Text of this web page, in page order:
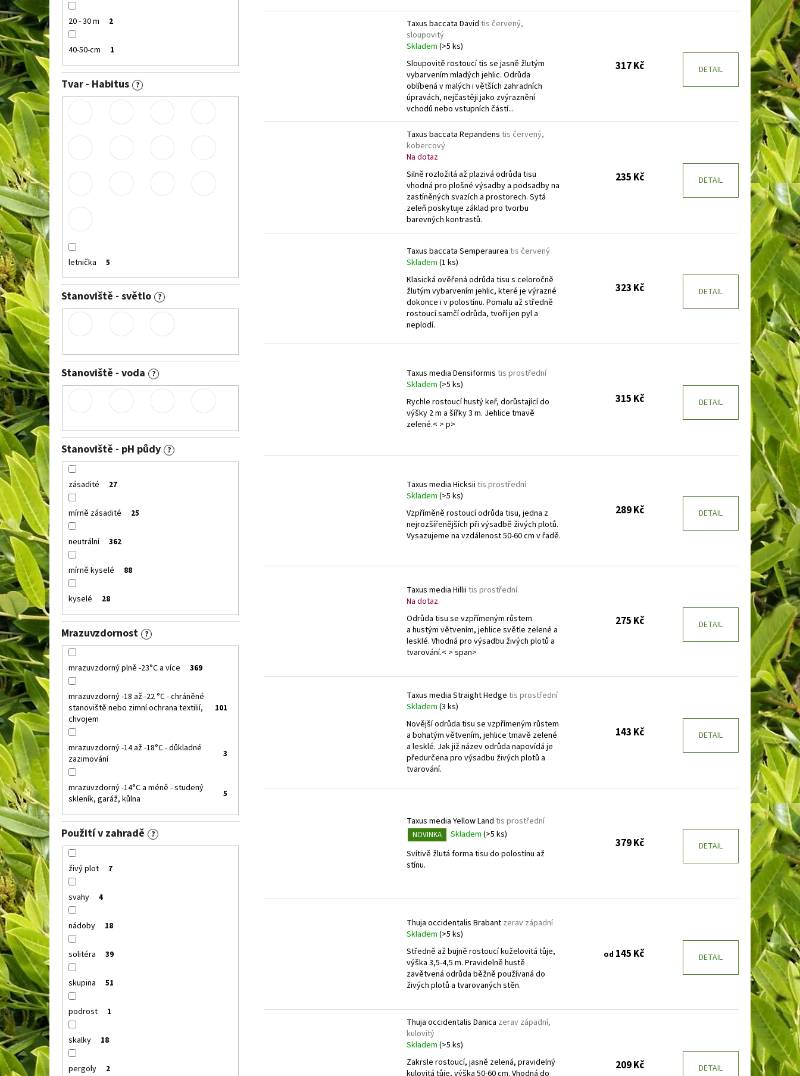
20 - 30 m 2
40-50-cm 1
Tvar - Habitus ?
letnička 5
Stanoviště - světlo ?
Stanoviště - voda ?
Stanoviště - pH půdy ?
zásadité 27
mírně zásadité 25
neutrální 362
mírně kyselé 88
kyselé 28
Mrazuvzdornost ?
mrazuvzdorný plně -23°C a více 369
mrazuvzdorný -18 až -22 °C - chráněné
stanoviště nebo zimní ochrana textilií,
chvojem
101
mrazuvzdorný -14 až -18°C - důkladné
zazimování
3
mrazuvzdorný -14°C a méně - studený
skleník, garáž, kůlna
5
Použití v zahradě ?
živý plot 7
svahy 4
nádoby 18
solitéra 39
skupina 51
podrost 1
skalky 18
pergoly 2
Taxus baccata David tis červený,
sloupovitý
Skladem (>5 ks)
Sloupovitě rostoucí tis se jasně žlutým
vybarvením mladých jehlic. Odrůda
oblíbená v malých i větších zahradních
úpravách, nejčastěji jako zvýraznění
vchodů nebo vstupních částí...
317 Kč DETAIL
Taxus baccata Repandens tis červený,
kobercový
Na dotaz
Silně rozložitá až plazivá odrůda tisu
vhodná pro plošné výsadby a podsadby na
zastíněných svazích a prostorech. Sytá
zeleň poskytuje základ pro tvorbu
barevných kontrastů.
235 Kč DETAIL
Taxus baccata Semperaurea tis červený
Skladem (1 ks)
Klasická ověřená odrůda tisu s celoročně
žlutým vybarvením jehlic, které je výrazné
dokonce i v polostínu. Pomalu až středně
rostoucí samčí odrůda, tvoří jen pyl a
neplodí.
323 Kč DETAIL
Taxus media Densiformis tis prostřední
Skladem (>5 ks)
Rychle rostoucí hustý keř, dorůstající do
výšky 2 m a šířky 3 m. Jehlice tmavě
zelené.< > p>
315 Kč DETAIL
Taxus media Hicksii tis prostřední
Skladem (>5 ks)
Vzpříměně rostoucí odrůda tisu, jedna z
nejrozšířenějších při výsadbě živých plotů.
Vysazujeme na vzdálenost 50-60 cm v řadě.
289 Kč DETAIL
Taxus media Hillii tis prostřední
Na dotaz
Odrůda tisu se vzpřímeným růstem
a hustým větvením, jehlice světle zelené a
lesklé. Vhodná pro výsadbu živých plotů a
tvarování.< > span>
275 Kč DETAIL
Taxus media Straight Hedge tis prostřední
Skladem (3 ks)
Novější odrůda tisu se vzpřímeným růstem
a bohatým větvením, jehlice tmavě zelené
a lesklé. Jak již název odrůda napovídá je
předurčena pro výsadbu živých plotů a
tvarování.
143 Kč DETAIL
Taxus media Yellow Land tis prostřední
NOVINKA Skladem (>5 ks)
Svítivě žlutá forma tisu do polostínu až
stínu.
379 Kč DETAIL
Thuja occidentalis Brabant zerav západní
Skladem (>5 ks)
Středně až bujně rostoucí kuželovitá tůje,
výška 3,5-4,5 m. Pravidelně hustě
zavětvená odrůda běžně používaná do
živých plotů a tvarovaných stěn.
od 145 Kč DETAIL
Thuja occidentalis Danica zerav západní,
kulovitý
Skladem (>5 ks)
Zakrsle rostoucí, jasně zelená, pravidelný
209 Kč DETAIL